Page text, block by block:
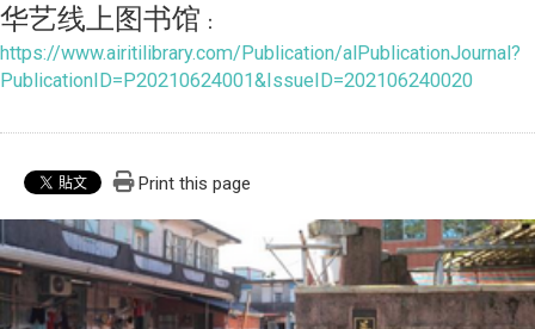
华艺线上图书馆 ：
https://www.airitilibrary.com/Publication/alPublicationJournal?
PublicationID=P20210624001&IssueID=202106240020
Print this page